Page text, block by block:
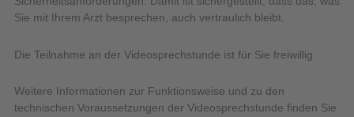
Sie mit Ihrem Arzt besprechen, auch vertraulich bleibt.
Die Teilnahme an der Videosprechstunde ist für Sie freiwillig.
Weitere Informationen zur Funktionsweise und zu den
technischen Voraussetzungen der Videosprechstunde finden Sie